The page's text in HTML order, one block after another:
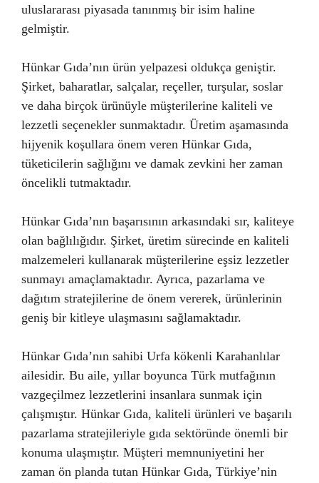
uluslararası piyasada tanınmış bir isim haline
gelmiştir.
Hünkar Gıda’nın ürün yelpazesi oldukça geniştir.
Şirket, baharatlar, salçalar, reçeller, turşular, soslar
ve daha birçok ürünüyle müşterilerine kaliteli ve
lezzetli seçenekler sunmaktadır. Üretim aşamasında
hijyenik koşullara önem veren Hünkar Gıda,
tüketicilerin sağlığını ve damak zevkini her zaman
öncelikli tutmaktadır.
Hünkar Gıda’nın başarısının arkasındaki sır, kaliteye
olan bağlılığıdır. Şirket, üretim sürecinde en kaliteli
malzemeleri kullanarak müşterilerine eşsiz lezzetler
sunmayı amaçlamaktadır. Ayrıca, pazarlama ve
dağıtım stratejilerine de önem vererek, ürünlerinin
geniş bir kitleye ulaşmasını sağlamaktadır.
Hünkar Gıda’nın sahibi Urfa kökenli Karahanlılar
ailesidir. Bu aile, yıllar boyunca Türk mutfağının
vazgeçilmez lezzetlerini insanlara sunmak için
çalışmıştır. Hünkar Gıda, kaliteli ürünleri ve başarılı
pazarlama stratejileriyle gıda sektöründe önemli bir
konuma ulaşmıştır. Müşteri memnuniyetini her
zaman ön planda tutan Hünkar Gıda, Türkiye’nin